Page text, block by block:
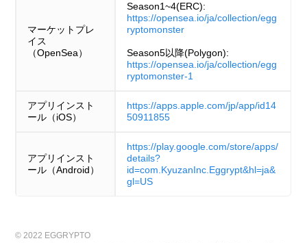
マーケットプレ
イス
（OpenSea）
Season1~4(ERC):
https://opensea.io/ja/collection/egg
ryptomonster
Season5以降(Polygon):
https://opensea.io/ja/collection/egg
ryptomonster-1
アプリインスト
ール（iOS）
https://apps.apple.com/jp/app/id14
50911855
アプリインスト
ール（Android）
https://play.google.com/store/apps/
details?
id=com.KyuzanInc.Eggrypt&hl=ja&
gl=US
© 2022 EGGRYPTO